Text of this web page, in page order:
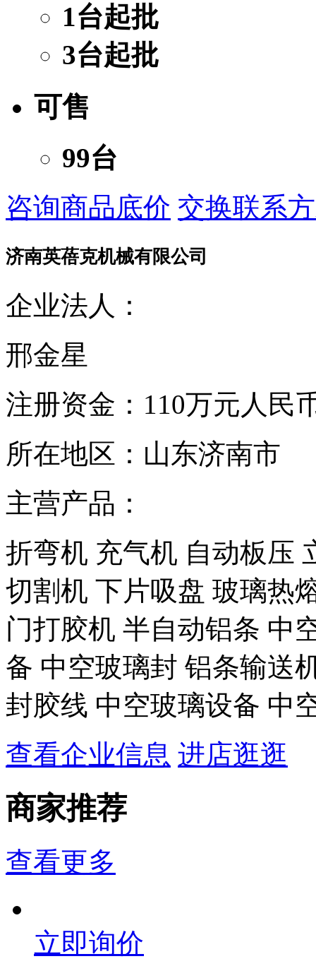
1台起批
3台起批
可售
99台
咨询商品底价 交换联系
济南英蓓克机械有限公司
企业法人：
邢金星
注册资金： 110万元人民
所在地区： 山东济南市
主营产品：
折弯机 充气机 自动板压
切割机 下片吸盘 玻璃热
门打胶机 半自动铝条 中
备 中空玻璃封 铝条输送
封胶线 中空玻璃设备 中
查看企业信息 进店逛逛
商家推荐
查看更多
立即询价